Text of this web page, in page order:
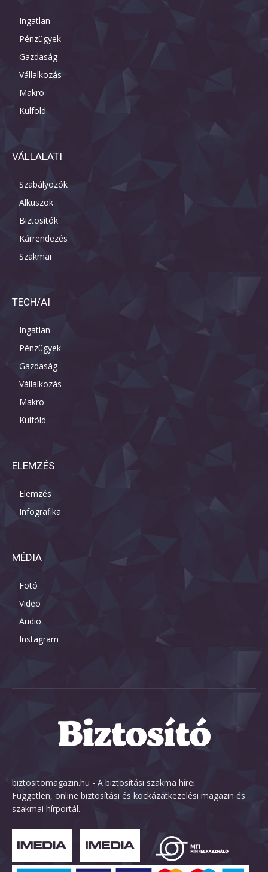
Ingatlan
Pénzügyek
Gazdaság
Vállalkozás
Makro
Külföld
VÁLLALATI
Szabályozók
Alkuszok
Biztosítók
Kárrendezés
Szakmai
TECH/AI
Ingatlan
Pénzügyek
Gazdaság
Vállalkozás
Makro
Külföld
ELEMZÉS
Elemzés
Infografika
MÉDIA
Fotó
Video
Audio
Instagram
biztositomagazin.hu - A biztosítási szakma hírei.
Független, online biztosítási és kockázatkezelési magazin és
szakmai hírportál.